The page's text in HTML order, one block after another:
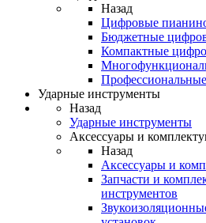
Назад
Цифровые
Бюджетные
Компактные
Ударные инструменты
Назад
Ударные инструменты
Аксессуары и
Назад
Аксессуары и
Запчасти и
инструментов